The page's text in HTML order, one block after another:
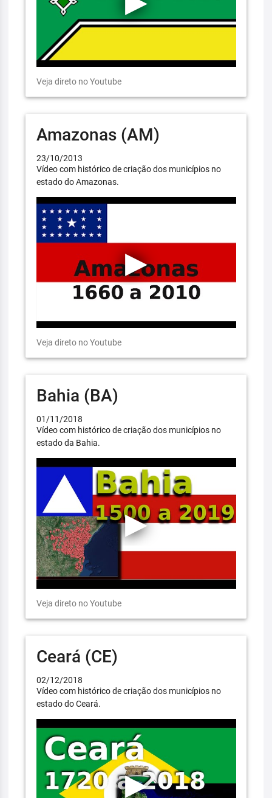
Veja direto no Youtube
Amazonas (AM)
23/10/2013
Vídeo com histórico de criação dos municípios no
estado do Amazonas.
Veja direto no Youtube
Bahia (BA)
01/11/2018
Vídeo com histórico de criação dos municípios no
estado da Bahia.
Veja direto no Youtube
Ceará (CE)
02/12/2018
Vídeo com histórico de criação dos municípios no
estado do Ceará.